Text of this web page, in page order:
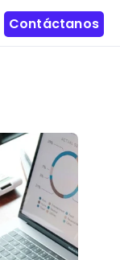
Contáctanos
a adquirir